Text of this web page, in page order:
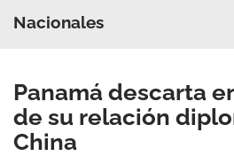
Nacionales
Panamá descarta
de su relación
China